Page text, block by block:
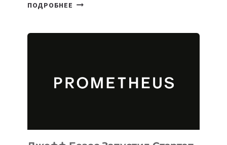
ПОДРОБНЕЕ META
ДЛЯ
ПРОГРАММИРОВАНИЯ
И
LINUX